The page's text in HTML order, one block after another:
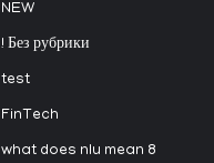
NEW
! Без рубрики
test
FinTech
what does nlu mean 8